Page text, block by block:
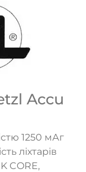
Accu
1250 мАг
ліхтарів
CORE,